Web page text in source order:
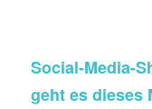
Social-Media-
geht es dieses